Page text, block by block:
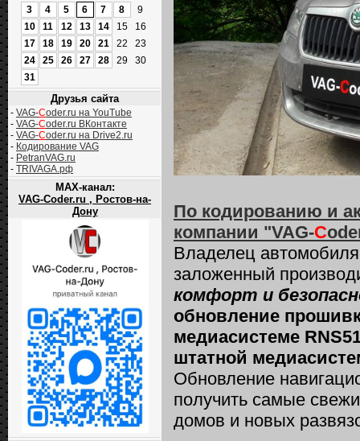
3
4 5 6 7 8
9
10
11 12 13 14 15
16
17
18 19 20 21 22
23
24
25 26 27 28 29
30
31
Друзья сайта
- VAG-Coder.ru на YouTube
- VAG-Coder.ru ВКонтакте
- VAG-Coder.ru на Drive2.ru
- Кодирование VAG
- PetranVAG.ru
- TRIVAGA.рф
MAX-канал:
VAG-Coder.ru , Ростов-на-
Дону
По кодированию и
компании "VAG-C
Владелец
заложенный
комфорт и
обновление
медиасистеме
штатной
Обновление
получить самые
домов и новых